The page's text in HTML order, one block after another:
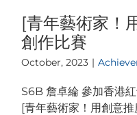
[青年藝術家！
創作比賽
October, 2023 |
S6B 詹卓綸 參加香港
[青年藝術家！用創意